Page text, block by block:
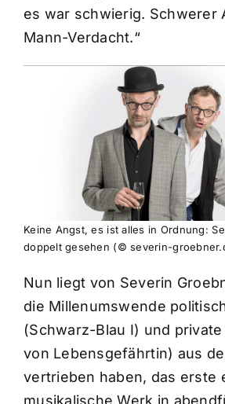
es war schwierig. Schwerer
Mann-Verdacht.“
Keine Angst, es ist alles in Ordnung:
doppelt gesehen (© severin-
Nun liegt von Severin
die Millenumswende
(Schwarz-Blau I) und
von Lebensgefährtin) aus
vertrieben haben, das erste
musikalische Werk in